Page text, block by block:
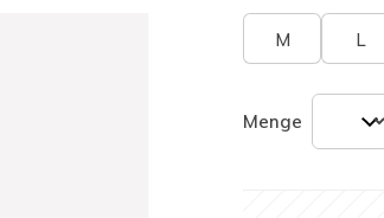
M L
Menge